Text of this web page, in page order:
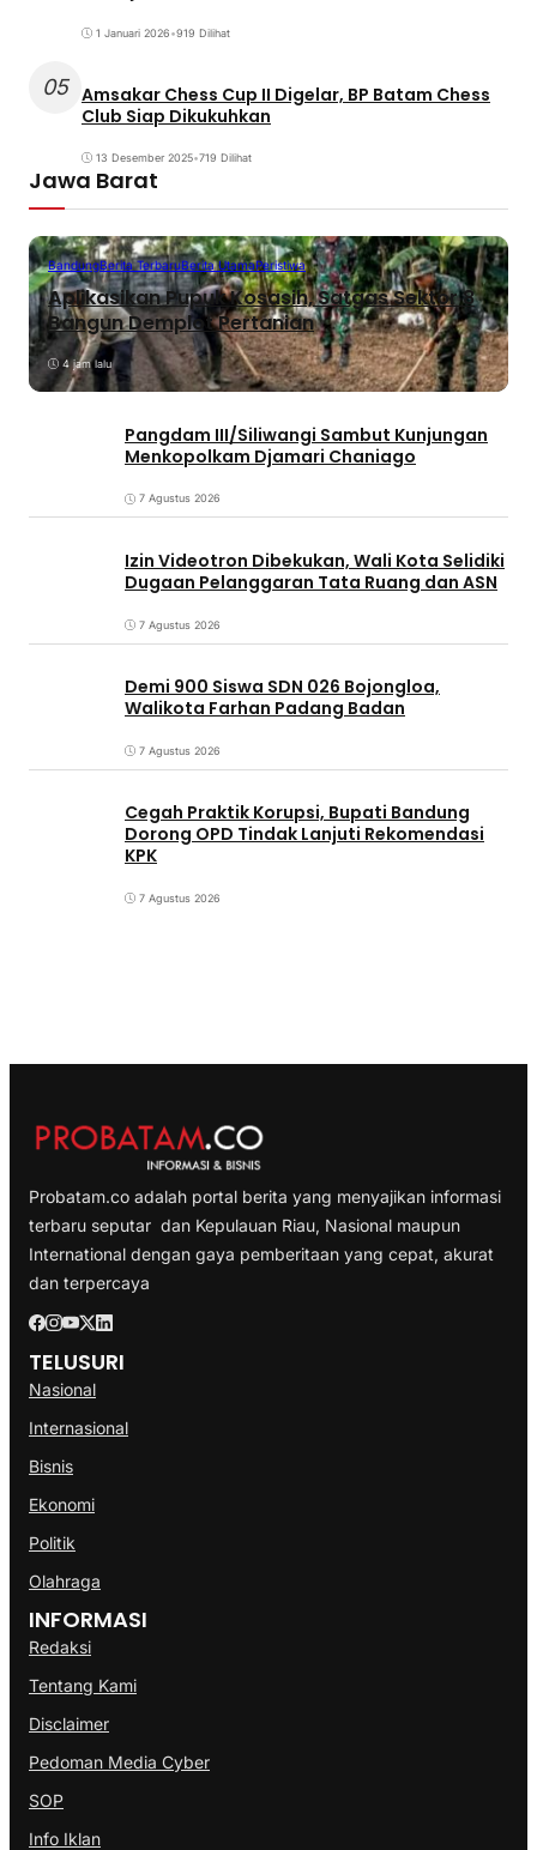
1 Januari 2026•919 Dilihat
05 Amsakar Chess Cup II Digelar, BP Batam Chess
Club Siap Dikukuhkan
13 Desember 2025•719 Dilihat
Jawa Barat
BandungBerita TerbaruBerita UtamaPeristiwa
Aplikasikan Pupuk Kosasih, Satgas Sektor 8
Bangun Demplot Pertanian
4 jam lalu
Pangdam III/Siliwangi Sambut Kunjungan
Menkopolkam Djamari Chaniago
7 Agustus 2026
Izin Videotron Dibekukan, Wali Kota Selidiki
Dugaan Pelanggaran Tata Ruang dan ASN
7 Agustus 2026
Demi 900 Siswa SDN 026 Bojongloa,
Walikota Farhan Padang Badan
7 Agustus 2026
Cegah Praktik Korupsi, Bupati Bandung
Dorong OPD Tindak Lanjuti Rekomendasi
KPK
7 Agustus 2026
Probatam.co adalah portal berita yang menyajikan informasi
terbaru seputar dan Kepulauan Riau, Nasional maupun
International dengan gaya pemberitaan yang cepat, akurat
dan terpercaya
TELUSURI
Nasional
Internasional
Bisnis
Ekonomi
Politik
Olahraga
INFORMASI
Redaksi
Tentang Kami
Disclaimer
Pedoman Media Cyber
SOP
Info Iklan